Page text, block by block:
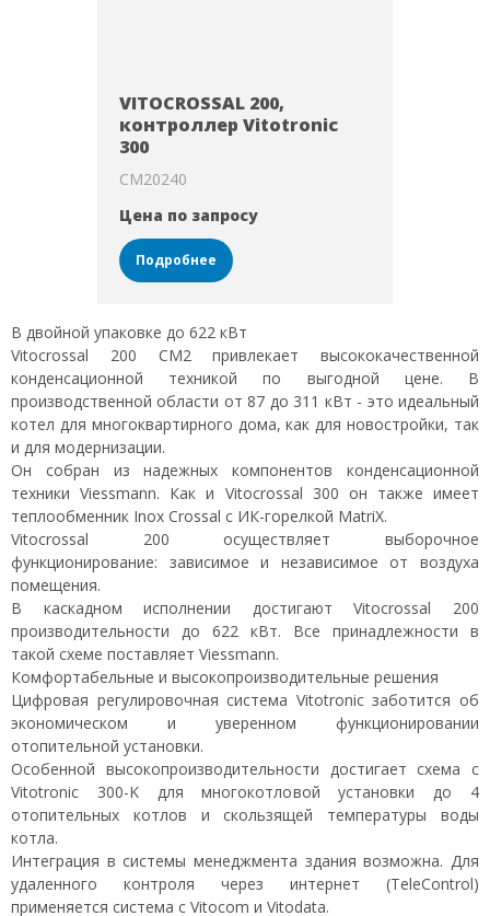
VITOCROSSAL 200,
контроллер Vitotronic
300
CM20240
Цена по запросу
Подробнее
В двойной упаковке до 622 кВт
Vitocrossal 200 CM2 привлекает высококачественной
конденсационной техникой по выгодной цене. В
производственной области от 87 до 311 кВт - это идеальный
котел для многоквартирного дома, как для новостройки, так
и для модернизации.
Он собран из надежных компонентов конденсационной
техники Viessmann. Как и Vitocrossal 300 он также имеет
теплообменник Inox Crossal с ИК-горелкой MatriX.
Vitocrossal 200 осуществляет выборочное
функционирование: зависимое и независимое от воздуха
помещения.
В каскадном исполнении достигают Vitocrossal 200
производительности до 622 кВт. Все принадлежности в
такой схеме поставляет Viessmann.
Комфортабельные и высокопроизводительные решения
Цифровая регулировочная система Vitotronic заботится об
экономическом и уверенном функционировании
отопительной установки.
Особенной высокопроизводительности достигает схема с
Vitotronic 300-K для многокотловой установки до 4
отопительных котлов и скользящей температуры воды
котла.
Интеграция в системы менеджмента здания возможна. Для
удаленного контроля через интернет (TeleControl)
применяется система с Vitocom и Vitodata.